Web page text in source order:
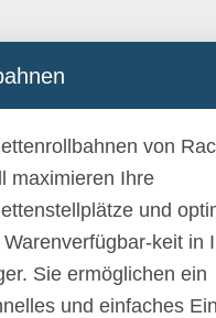
von
maximieren Ihre
und
Warenverfügbar-keit in
Sie ermöglichen ein
und einfaches